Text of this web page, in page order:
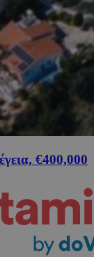
€400,000